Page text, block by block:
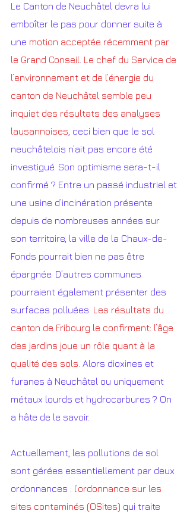
Le Canton de Neuchâtel devra lui
emboîter le pas pour donner suite à
une motion acceptée récemment par
le Grand Conseil Le chef du Service de
l’environnement et de l’énergie du
canton de Neuchâtel semble peu
inquiet des résultats des analyses
lausannoises , ceci bien que le sol
neuchâtelois n’ait pas encore été
investigué. Son optimisme sera-t-il
confirmé ? Entre un passé industriel et
une usine d’incinération présente
depuis de nombreuses années sur
son territoire, la ville de la Chaux-de-
Fonds pourrait bien ne pas être
épargnée. D’autres communes
pourraient également présenter des
surfaces polluées. Les résultats du
canton de Fribourg le confirment: l’âge
des jardins joue un rôle quant à la
qualité des sols. Alors dioxines et
furanes à Neuchâtel ou uniquement
métaux lourds et hydrocarbures ? On
a hâte de le savoir.
Actuellement, les pollutions de sol
sont gérées essentiellement par deux
ordonnances : l’ordonnance sur les
sites contaminés (OSites) qui traite